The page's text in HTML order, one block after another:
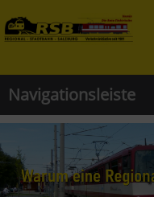
Navigationsleiste